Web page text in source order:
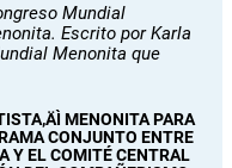
Mundial
Escrito por Karla
Menonita que
MENONITA PARA
CONJUNTO ENTRE
Y EL COMITÉ CENTRAL